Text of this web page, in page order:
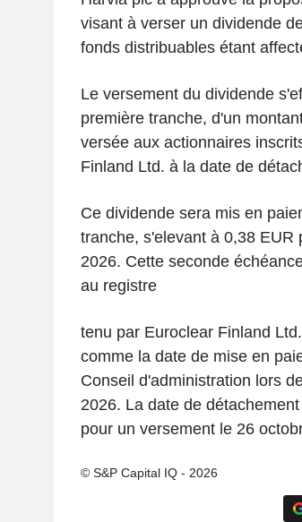
visant à verser un dividende
fonds distribuables étant
Le versement du dividende
première tranche, d'un
versée aux actionnaires
Finland Ltd. à la date de
Ce dividende sera mis en
tranche, s'elevant à 0,38 EUR
2026. Cette seconde
au registre
tenu par Euroclear Finland
comme la date de mise en
Conseil d'administration lors
2026. La date de
pour un versement le 26
© S&P Capital IQ - 2026